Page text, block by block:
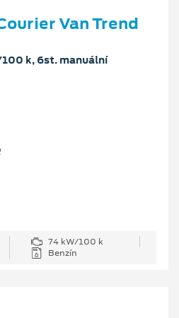
Van Trend
k, 6st. manuální
74 kW/100 k
Benzín